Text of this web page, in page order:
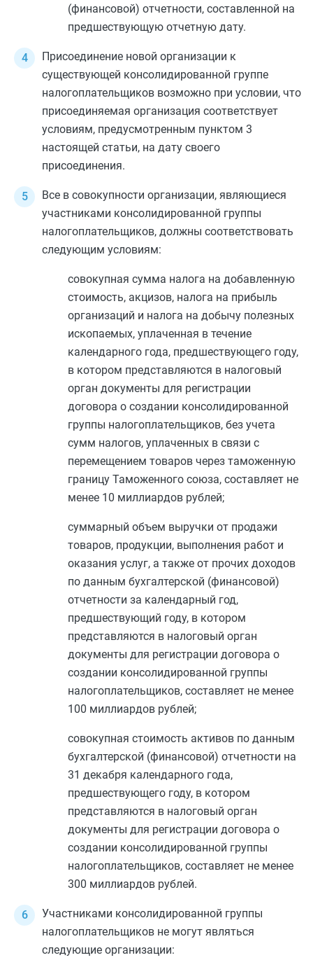
(финансовой) отчетности, составленной на
предшествующую отчетную дату.
Присоединение новой организации к
существующей консолидированной группе
налогоплательщиков возможно при условии, что
присоединяемая организация соответствует
условиям, предусмотренным пунктом 3
настоящей статьи, на дату своего
присоединения.
Все в совокупности организации, являющиеся
участниками консолидированной группы
налогоплательщиков, должны соответствовать
следующим условиям:
совокупная сумма налога на добавленную
стоимость, акцизов, налога на прибыль
организаций и налога на добычу полезных
ископаемых, уплаченная в течение
календарного года, предшествующего году,
в котором представляются в налоговый
орган документы для регистрации
договора о создании консолидированной
группы налогоплательщиков, без учета
сумм налогов, уплаченных в связи с
перемещением товаров через таможенную
границу Таможенного союза, составляет не
менее 10 миллиардов рублей;
суммарный объем выручки от продажи
товаров, продукции, выполнения работ и
оказания услуг, а также от прочих доходов
по данным бухгалтерской (финансовой)
отчетности за календарный год,
предшествующий году, в котором
представляются в налоговый орган
документы для регистрации договора о
создании консолидированной группы
налогоплательщиков, составляет не менее
100 миллиардов рублей;
совокупная стоимость активов по данным
бухгалтерской (финансовой) отчетности на
31 декабря календарного года,
предшествующего году, в котором
представляются в налоговый орган
документы для регистрации договора о
создании консолидированной группы
налогоплательщиков, составляет не менее
300 миллиардов рублей.
Участниками консолидированной группы
налогоплательщиков не могут являться
следующие организации: